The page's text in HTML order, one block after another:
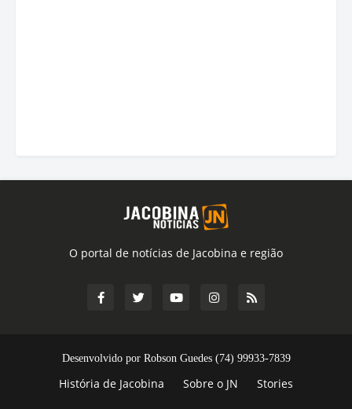
O portal de notícias de Jacobina e região
Desenvolvido por Robson Guedes (74) 99933-7839
História de Jacobina Sobre o JN Stories